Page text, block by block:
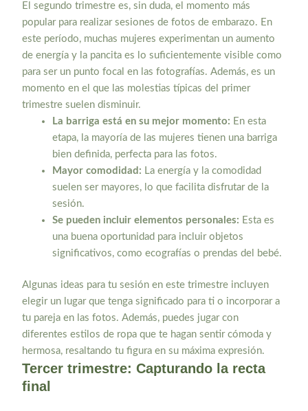
El segundo trimestre es, sin duda, el momento más
popular para realizar sesiones de fotos de embarazo. En
este período, muchas mujeres experimentan un aumento
de energía y la pancita es lo suficientemente visible como
para ser un punto focal en las fotografías. Además, es un
momento en el que las molestias típicas del primer
trimestre suelen disminuir.
La barriga está en su mejor momento: En esta
etapa, la mayoría de las mujeres tienen una barriga
bien definida, perfecta para las fotos.
Mayor comodidad: La energía y la comodidad
suelen ser mayores, lo que facilita disfrutar de la
sesión.
Se pueden incluir elementos personales: Esta es
una buena oportunidad para incluir objetos
significativos, como ecografías o prendas del bebé.
Algunas ideas para tu sesión en este trimestre incluyen
elegir un lugar que tenga significado para ti o incorporar a
tu pareja en las fotos. Además, puedes jugar con
diferentes estilos de ropa que te hagan sentir cómoda y
hermosa, resaltando tu figura en su máxima expresión.
Tercer trimestre: Capturando la recta
final